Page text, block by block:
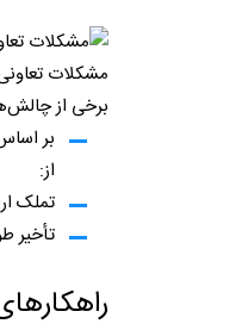
مشکلات
برخی از
بر
از:
تملک
تأخیر